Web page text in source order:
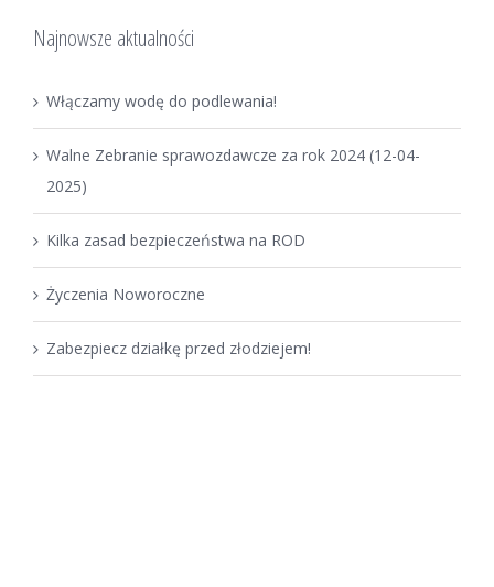
Najnowsze aktualności
Włączamy wodę do podlewania!
Walne Zebranie sprawozdawcze za rok 2024 (12-04-
2025)
Kilka zasad bezpieczeństwa na ROD
Życzenia Noworoczne
Zabezpiecz działkę przed złodziejem!